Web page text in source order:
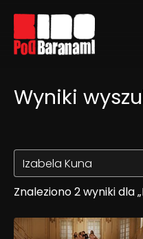
Linki ułatwień
Wyniki
Znaleziono 2 wyniki dla